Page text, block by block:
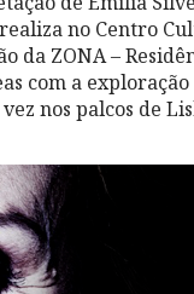
realiza no Centro
da ZONA –
com a
nos palcos de